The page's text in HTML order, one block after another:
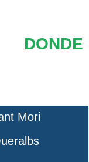
Mori